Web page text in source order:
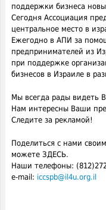
поддержки бизнеса
Сегодня Ассоциация
центральное место в
Ежегодно в АПИ за
предпринимателей из
при поддержке
бизнесов в Израиле в
Мы всегда рады видеть
Нам интересны Ваши
Следите за рекламой!
Поделиться с нами
можете ЗДЕСЬ.
Наши телефоны:
e-mail: iccspb@il4u.org.il